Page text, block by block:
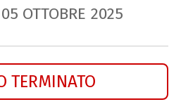
05 OTTOBRE 2025
TERMINATO